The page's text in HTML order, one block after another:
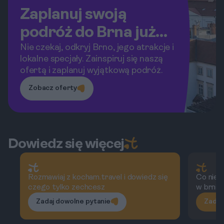
Zaplanuj swoją
podróż do Brna już
dziś!
Nie czekaj, odkryj Brno, jego atrakcje i
lokalne specjały. Zainspiruj się naszą
ofertą i zaplanuj wyjątkową podróż.
Zobacz oferty
Dowiedz się więcej
Rozmawiaj z kocham.travel i dowiedz się
czego tylko zechcesz
Zadaj dowolne pytanie
Co nie
w